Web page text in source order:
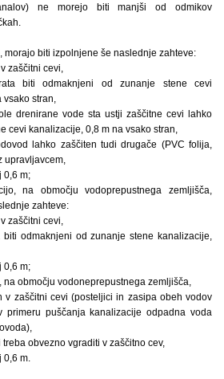
ne morejo biti manjši od odmikov
morajo biti izpolnjene še naslednje zahteve:
zaščitni cevi,
biti odmaknjeni od zunanje stene cevi
stran,
drenirane vode sta ustji zaščitne cevi lahko
cevi kanalizacije, 0,8 m na vsako stran,
lahko zaščiten tudi drugače (PVC folija,
upravljavcem,
0,6 m;
na območju vodoprepustnega zemljišča,
zahteve:
zaščitni cevi,
odmaknjeni od zunanje stene kanalizacije,
0,6 m;
območju vodoneprepustnega zemljišča,
v zaščitni cevi (posteljici in zasipa obeh vodov
primeru puščanja kanalizacije odpadna voda
obvezno vgraditi v zaščitno cev,
m.